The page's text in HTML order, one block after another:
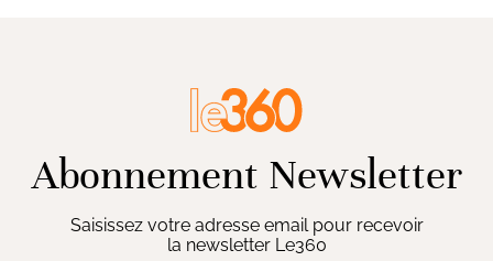
Abonnement Newsletter
Saisissez votre adresse email pour recevoir
la newsletter Le360